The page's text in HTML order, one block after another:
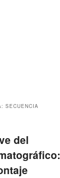
SECUENCIA
del